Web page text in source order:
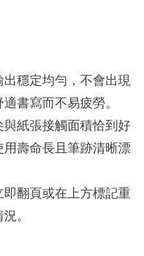
穩定均勻，不會出現
書寫而不易疲勞。
紙張接觸面積恰到好
壽命長且筆跡清晰漂
翻頁或在上方標記重
。